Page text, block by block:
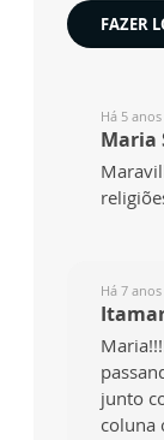
FAZER
Há 5 anos
Maria
Há 7 anos
junto
coluna